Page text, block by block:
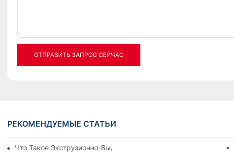
ОТПРАВИТЬ ЗАПРОС СЕЙЧАС
РЕКОМЕНДУЕМЫЕ СТАТЬИ
Что Такое Экструзионно-Выдувная Машина?